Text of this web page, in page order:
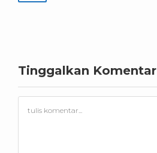
Tinggalkan Komentar